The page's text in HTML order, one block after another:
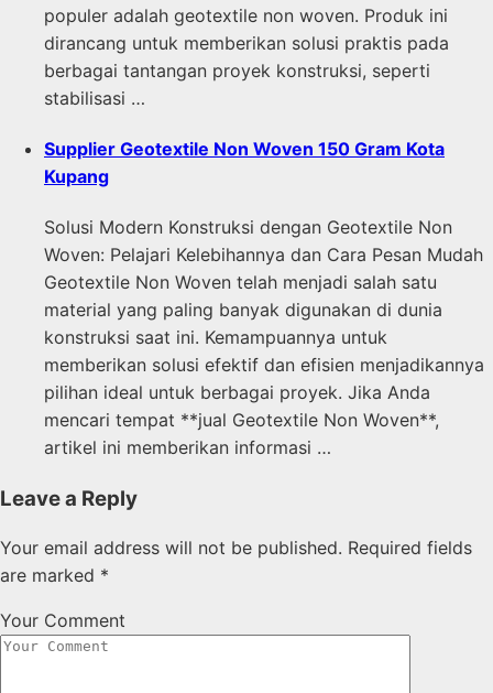
populer adalah geotextile non woven. Produk ini
dirancang untuk memberikan solusi praktis pada
berbagai tantangan proyek konstruksi, seperti
stabilisasi …
Supplier Geotextile Non Woven 150 Gram Kota
Kupang
Solusi Modern Konstruksi dengan Geotextile Non
Woven: Pelajari Kelebihannya dan Cara Pesan Mudah
Geotextile Non Woven telah menjadi salah satu
material yang paling banyak digunakan di dunia
konstruksi saat ini. Kemampuannya untuk
memberikan solusi efektif dan efisien menjadikannya
pilihan ideal untuk berbagai proyek. Jika Anda
mencari tempat **jual Geotextile Non Woven**,
artikel ini memberikan informasi …
Leave a Reply
Your email address will not be published. Required fields
are marked *
Your Comment